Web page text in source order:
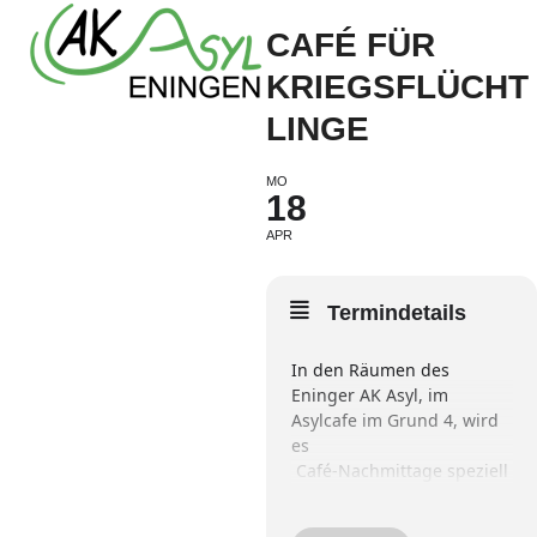
content
Open
mobile
menu
Close
mobile
menu
CAFÉ FÜR
KRIEGSFLÜCHT
LINGE
MO
18
APR
Termindetails
In den Räumen des
Eninger AK Asyl, im
Asylcafe im Grund 4, wird
es
Café-Nachmittage speziell